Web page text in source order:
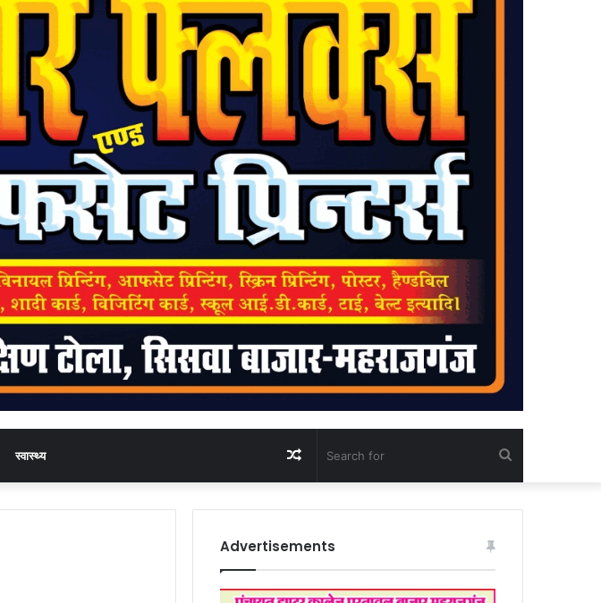
स्वास्थ्य
for
Random
Article
Advertisements